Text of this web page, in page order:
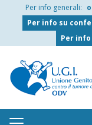
Per info generali:
Per info su
Per